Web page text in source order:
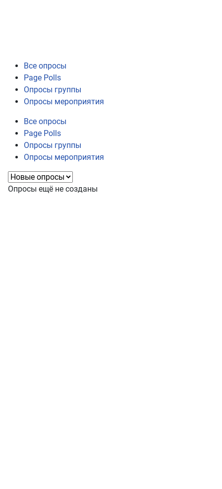
Все опросы
Page Polls
Опросы группы
Опросы мероприятия
Все опросы
Page Polls
Опросы группы
Опросы мероприятия
Опросы ещё не созданы